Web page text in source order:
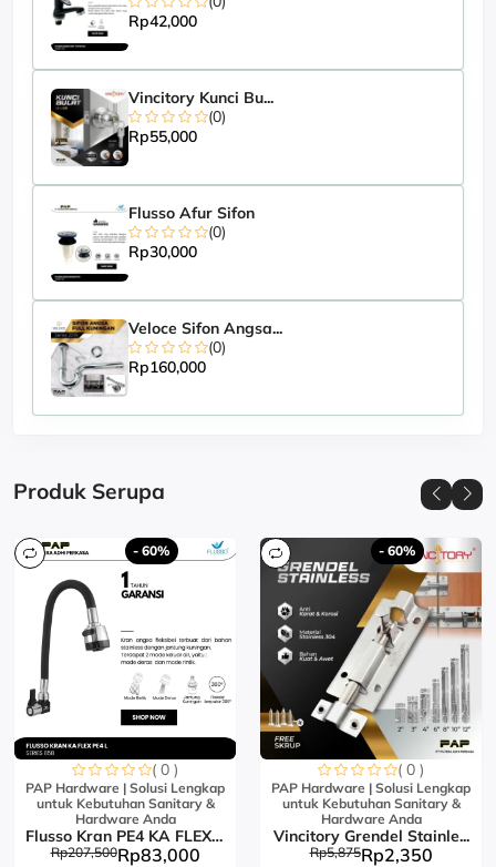
Rp42,000
Vincitory Kunci Bu...
(0)
Rp55,000
Flusso Afur Sifon
(0)
Rp30,000
Veloce Sifon Angsa...
(0)
Rp160,000
Produk Serupa
- 60%
( 0 )
PAP Hardware | Solusi Lengkap
untuk Kebutuhan Sanitary &
Hardware Anda
Flusso Kran PE4 KA FLEX L...
Rp207,500Rp83,000
- 60%
( 0 )
PAP Hardware | Solusi Lengkap
untuk Kebutuhan Sanitary &
Hardware Anda
Vincitory Grendel Stainle...
Rp5,875Rp2,350